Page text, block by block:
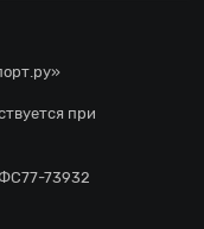
при
73932